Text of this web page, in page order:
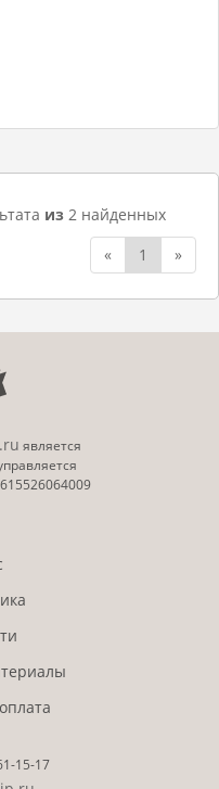
из 2 найденных
«
1 »
является
15-17